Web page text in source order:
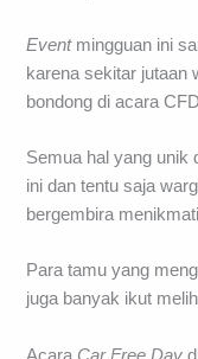
Eventmingguan ini
karena sekitar jutaan
bondong di acara
Semua hal yang unik
ini dan tentu saja
bergembira
Para tamu yang
juga banyak ikut
Acara Car Free Day